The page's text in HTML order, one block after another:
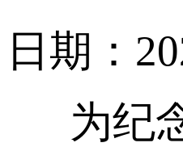
日期：
为纪念